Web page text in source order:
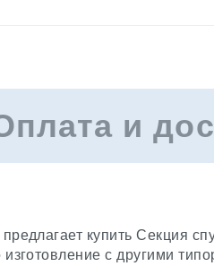
и
купить Секция
изготовление с другими